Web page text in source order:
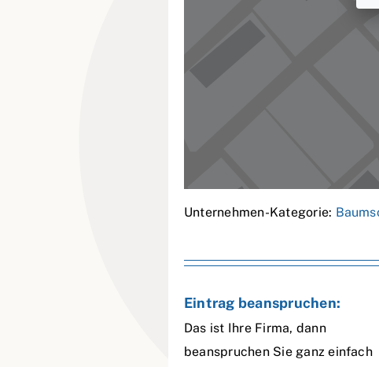
Unternehmen-Kategorie:
Eintrag beanspruchen:
Das ist Ihre Firma, dann
beanspruchen Sie ganz einfach